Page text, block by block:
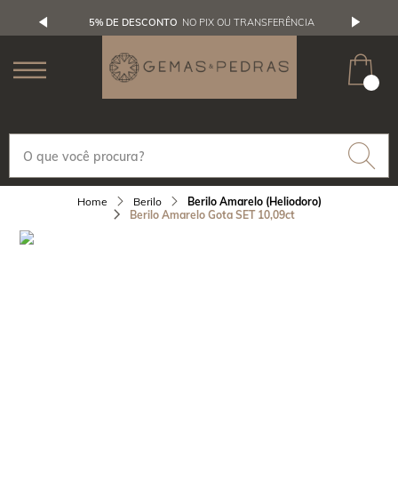
5% DE DESCONTO NO PIX OU TRANSFERÊNCIA
Berilo
Berilo Amarelo (Heliodoro)
Berilo Amarelo Gota SET 10,09ct